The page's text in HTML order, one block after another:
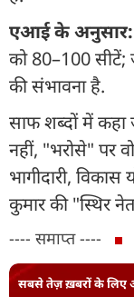
एआई के अनुसार:
को 80–100
की संभावना है.
साफ शब्दों में कहा
नहीं, "भरोसे" पर
भागीदारी,
कुमार की "स्थिर
---- समाप्त ----
सबसे तेज़ ख़बरों के